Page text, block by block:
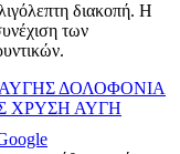
διακοπή. Η
των
ΔΟΛΟΦΟΝΙΑ
ΧΡΥΣΗ ΑΥΓΗ